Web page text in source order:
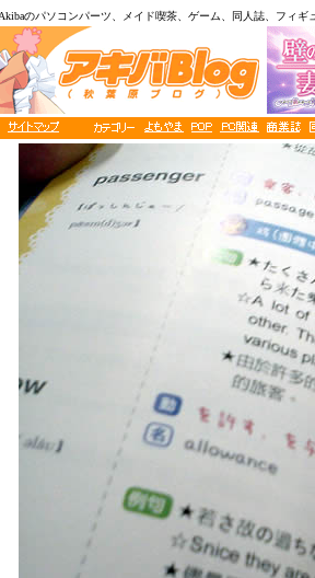
のパソコンパーツ、メイド喫茶、ゲーム、同人誌、フィ